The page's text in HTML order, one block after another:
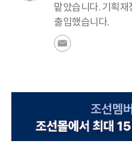
맡았습니다. 기획
출입했습니다.